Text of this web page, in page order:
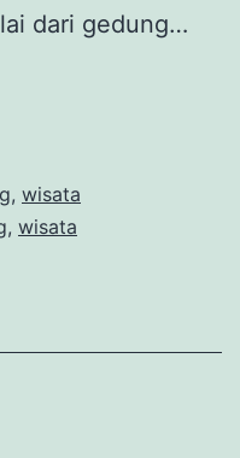
dari gedung…
, wisata
, wisata